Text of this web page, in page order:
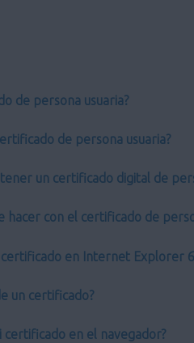
de persona usuaria?
de persona usuaria?
un certificado digital de
hacer con el certificado de
en Internet Explorer
un certificado?
en el navegador?